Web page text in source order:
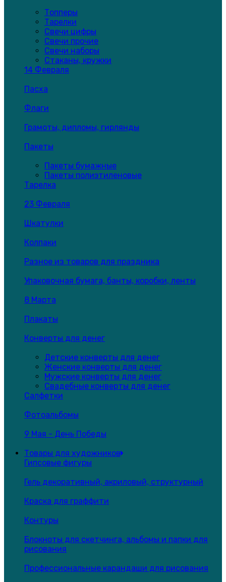
Топперы
Тарелки
Свечи цифры
Свечи прочие
Свечи наборы
Стаканы, кружки
14 Февраля
Пасха
Флаги
Грамоты, дипломы, гирлянды
Пакеты
Пакеты бумажные
Пакеты полиэтиленовые
Тарелка
23 Февраля
Шкатулки
Колпаки
Разное из товаров для праздника
Упаковочная бумага, банты, коробки, ленты
8 Марта
Плакаты
Конверты для денег
Детские конверты для денег
Женские конверты для денег
Мужские конверты для денег
Свадебные конверты для денег
Салфетки
Фотоальбомы
9 Мая - День Победы
Товары для художников
Гипсовые фигуры
Гель декоративный, акриловый, структурный
Краска для граффити
Контуры
Блокноты для скетчинга, альбомы и папки для
рисования
Профессиональные карандаши для рисования